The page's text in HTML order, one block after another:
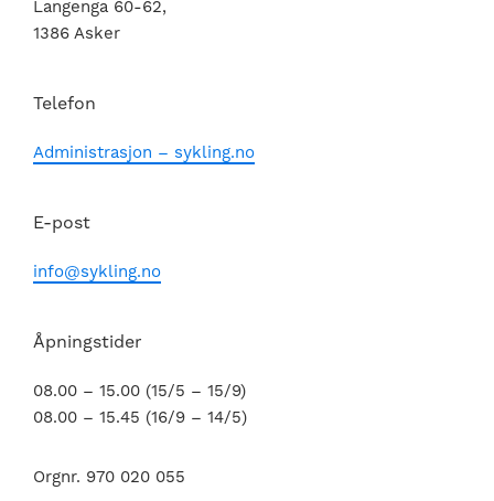
Langenga 60-62,
1386 Asker
Telefon
Administrasjon – sykling.no
E-post
info@sykling.no
Åpningstider
08.00 – 15.00 (15/5 – 15/9)
08.00 – 15.45 (16/9 – 14/5)
Orgnr. 970 020 055